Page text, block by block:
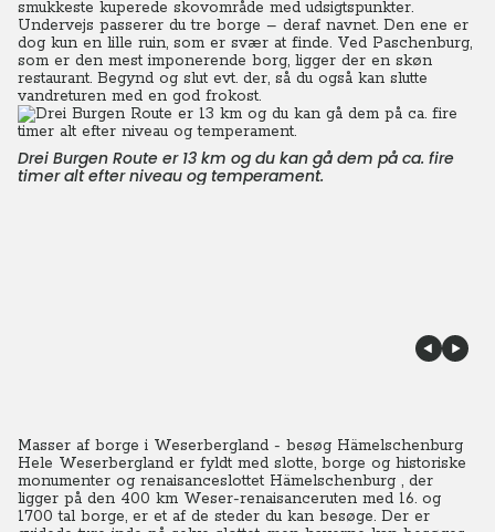
smukkeste kuperede skovområde med udsigtspunkter.
Undervejs passerer du tre borge – deraf navnet. Den ene er
dog kun en lille ruin, som er svær at finde. Ved Paschenburg,
som er den mest imponerende borg, ligger der en skøn
restaurant. Begynd og slut evt. der, så du også kan slutte
vandreturen med en god frokost.
Drei Burgen Route er 13 km og du kan gå dem på ca. fire
timer alt efter niveau og temperament.
Masser af borge i Weserbergland - besøg Hämelschenburg
Hele Weserbergland er fyldt med slotte, borge og historiske
monumenter og renaisanceslottet Hämelschenburg , der
ligger på den 400 km Weser-renaisanceruten med 16. og
1700 tal borge, er et af de steder du kan besøge. Der er